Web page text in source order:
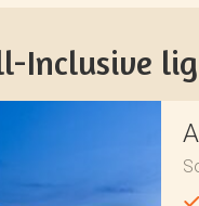
Inclusive